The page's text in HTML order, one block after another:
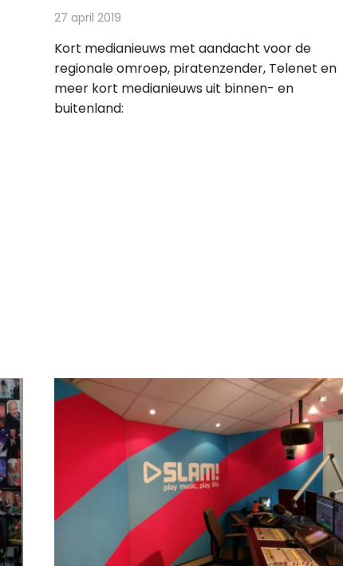
27 april 2019
Kort medianieuws met aandacht voor de
regionale omroep, piratenzender, Telenet en
meer kort medianieuws uit binnen- en
buitenland: